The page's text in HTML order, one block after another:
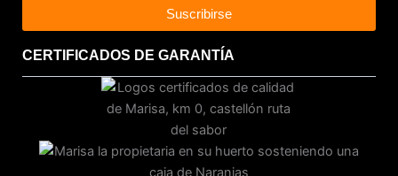
Suscribirse
CERTIFICADOS DE GARANTÍA